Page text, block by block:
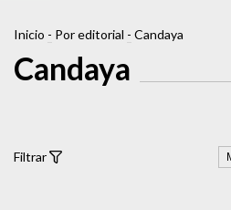
Inicio - Por editorial - Candaya
Candaya
Filtrar